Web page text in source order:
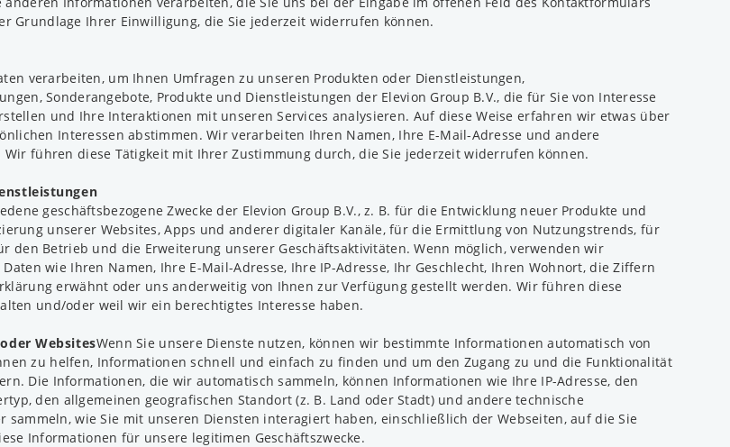
Grundlage Ihrer Einwilligung, die Sie jederzeit widerrufen können.
verarbeiten, um Ihnen Umfragen zu unseren Produkten oder Dienstleistungen,
Sonderangebote, Produkte und Dienstleistungen der Elevion Group B.V., die für Sie von Interesse
und Ihre Interaktionen mit unseren Services analysieren. Auf diese Weise erfahren wir etwas über
Interessen abstimmen. Wir verarbeiten Ihren Namen, Ihre E-Mail-Adresse und andere
führen diese Tätigkeit mit Ihrer Zustimmung durch, die Sie jederzeit widerrufen können.
geschäftsbezogene Zwecke der Elevion Group B.V., z. B. für die Entwicklung neuer Produkte und
unserer Websites, Apps und anderer digitaler Kanäle, für die Ermittlung von Nutzungstrends, für
Betrieb und die Erweiterung unserer Geschäftsaktivitäten. Wenn möglich, verwenden wir
wie Ihren Namen, Ihre E-Mail-Adresse, Ihre IP-Adresse, Ihr Geschlecht, Ihren Wohnort, die Ziffern
erwähnt oder uns anderweitig von Ihnen zur Verfügung gestellt werden. Wir führen diese
und/oder weil wir ein berechtigtes Interesse haben.
WebsitesWenn Sie unsere Dienste nutzen, können wir bestimmte Informationen automatisch von
zu helfen, Informationen schnell und einfach zu finden und um den Zugang zu und die Funktionalität
Die Informationen, die wir automatisch sammeln, können Informationen wie Ihre IP-Adresse, den
den allgemeinen geografischen Standort (z. B. Land oder Stadt) und andere technische
wie Sie mit unseren Diensten interagiert haben, einschließlich der Webseiten, auf die Sie
Informationen für unsere legitimen Geschäftszwecke.